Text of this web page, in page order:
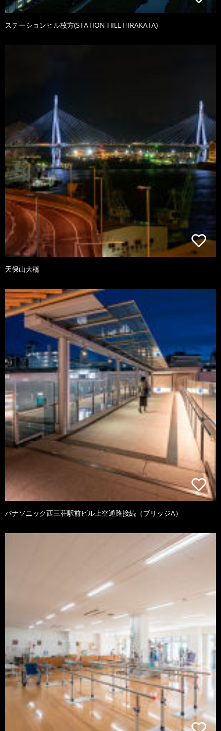
ステーションヒル枚方(STATION HILL HIRAKATA)
天保山大橋
パナソニック西三荘駅前ビル上空通路接続（ブリッジA）